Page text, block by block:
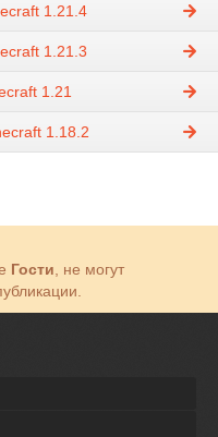
1.21.4
1.21.3
1.21
1.18.2
Гости , не могут